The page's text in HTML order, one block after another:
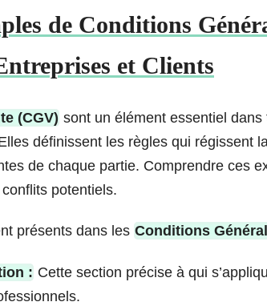
de Conditions
et Clients
(CGV) sont un élément essentiel
définissent les règles qui régissent
de chaque partie. Comprendre ces
potentiels.
présents dans les Conditions
: Cette section précise à qui